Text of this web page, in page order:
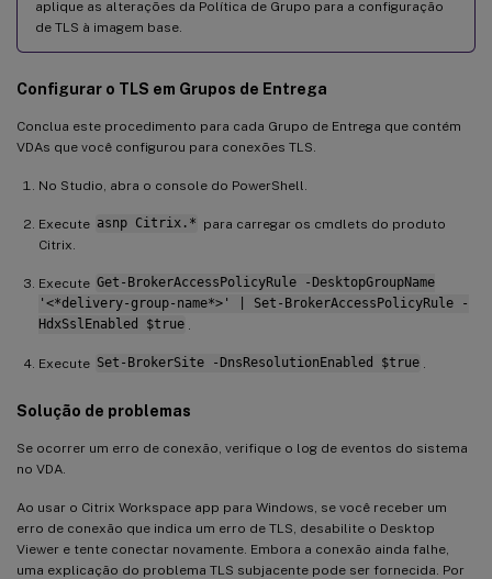
aplique as alterações da Política de Grupo para a configuração
de TLS à imagem base.
Configurar o TLS em Grupos de Entrega
Conclua este procedimento para cada Grupo de Entrega que contém
VDAs que você configurou para conexões TLS.
No Studio, abra o console do PowerShell.
Execute asnp Citrix.* para carregar os cmdlets do produto
Citrix.
Execute Get-BrokerAccessPolicyRule -DesktopGroupName
'<*delivery-group-name*>' | Set-BrokerAccessPolicyRule -
HdxSslEnabled $true
Execute Set-BrokerSite -DnsResolutionEnabled $true
Solução de problemas
Se ocorrer um erro de conexão, verifique o log de eventos do sistema
no VDA.
Ao usar o Citrix Workspace app para Windows, se você receber um
erro de conexão que indica um erro de TLS, desabilite o Desktop
Viewer e tente conectar novamente. Embora a conexão ainda falhe,
uma explicação do problema TLS subjacente pode ser fornecida. Por